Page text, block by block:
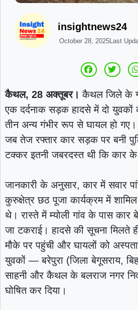
insightnews24
October 28, 2025Last
कैथल, 28 अक्तूबर। कैथल जिले के
एक दर्दनाक सड़क हादसे में दो युवकों
तीन अन्य गंभीर रूप से घायल हो
जब तेज रफ्तार कार सड़क पर बनी
टक्कर इतनी जबरदस्त थी कि कार
जानकारी के अनुसार, कार में सवार
कुरुक्षेत्र छठ पूजा कार्यक्रम में
थे। रास्ते में म्योली गांव के पास कार
जा टकराई। हादसे की सूचना मिलते
मौके पर पहुंची और घायलों को
युवकों — बरेपुरा (जिला बेगूसराय,
साहनी और कैथल के बलराज नगर
घोषित कर दिया।